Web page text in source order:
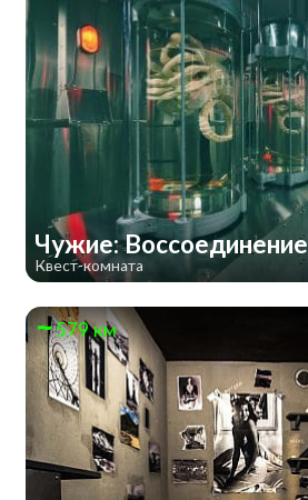
Чужие: Воссоединение
Квест-комната
579 км